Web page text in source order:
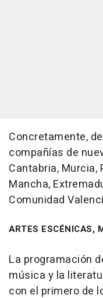
Concretamente,
compañías de
Cantabria, Murcia,
Mancha,
Comunidad
ARTES ESCÉNICAS,
La programación
música y la
con el primero de